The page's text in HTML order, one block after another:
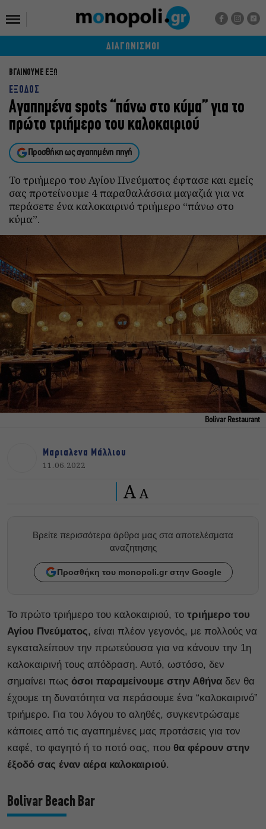
ΔΙΑΓΩΝΙΣΜΟΙ
ΒΓΑΙΝΟΥΜΕ ΕΞΩ
ΕΞΟΔΟΣ
Αγαπημένα spots “πάνω στο κύμα” για το
πρώτο τριήμερο του καλοκαιριού
Προσθήκη ως αγαπημένη πηγή
Το τριήμερο του Αγίου Πνεύματος έφτασε και εμείς
σας προτείνουμε 4 παραθαλάσσια μαγαζιά για να
περάσετε ένα καλοκαιρινό τριήμερο “πάνω στο
κύμα”.
Bolivar Restaurant
Μαριαλενα Μάλλιου
11.06.2022
A A
Βρείτε περισσότερα άρθρα μας στα αποτελέσματα
αναζητησης
Προσθήκη του monopoli.gr στην Google
Το πρώτο τριήμερο του καλοκαιριού, το τριήμερο του
Αγίου Πνεύματος, είναι πλέον γεγονός, με πολλούς να
εγκαταλείπουν την πρωτεύουσα για να κάνουν την 1η
καλοκαιρινή τους απόδραση. Αυτό, ωστόσο, δεν
σημαίνει πως όσοι παραμείνουμε στην Αθήνα δεν θα
έχουμε τη δυνατότητα να περάσουμε ένα “καλοκαιρινό”
τριήμερο. Για του λόγου το αληθές, συγκεντρώσαμε
κάποιες από τις αγαπημένες μας προτάσεις για τον
καφέ, το φαγητό ή το ποτό σας, που θα φέρουν στην
έξοδό σας έναν αέρα καλοκαιριού.
Bolivar Beach Bar